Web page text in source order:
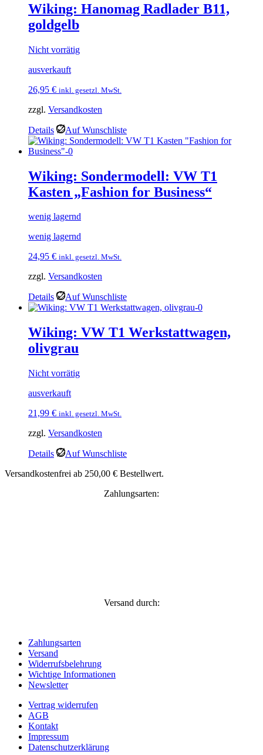
Wiking: Hanomag Radlader B11,
goldgelb
Nicht vorrätig
ausverkauft
26,95 € inkl. gesetzl. MwSt.
zzgl. Versandkosten
Details Auf Wunschliste
Wiking: Sondermodell: VW T1
Kasten „Fashion for Business“
wenig lagernd
wenig lagernd
24,95 € inkl. gesetzl. MwSt.
zzgl. Versandkosten
Details Auf Wunschliste
Wiking: VW T1 Werkstattwagen,
olivgrau
Nicht vorrätig
ausverkauft
21,99 € inkl. gesetzl. MwSt.
zzgl. Versandkosten
Details
Auf Wunschliste
Versandkostenfrei ab 250,00 € Bestellwert.
Zahlungsarten:
Versand durch:
Zahlungsarten
Versand
Widerrufsbelehrung
Wichtige Informationen
Newsletter
Vertrag widerrufen
AGB
Kontakt
Impressum
Datenschutzerklärung